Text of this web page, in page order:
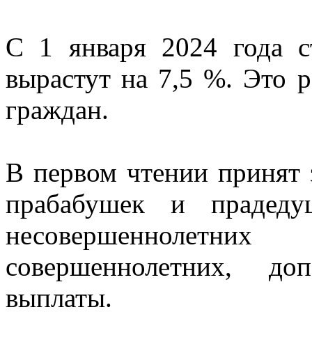
С 1 января 2024 года
вырастут на 7,5 %. Это
граждан.
В первом чтении принят
прабабушек и
совершеннолетних,
выплаты.